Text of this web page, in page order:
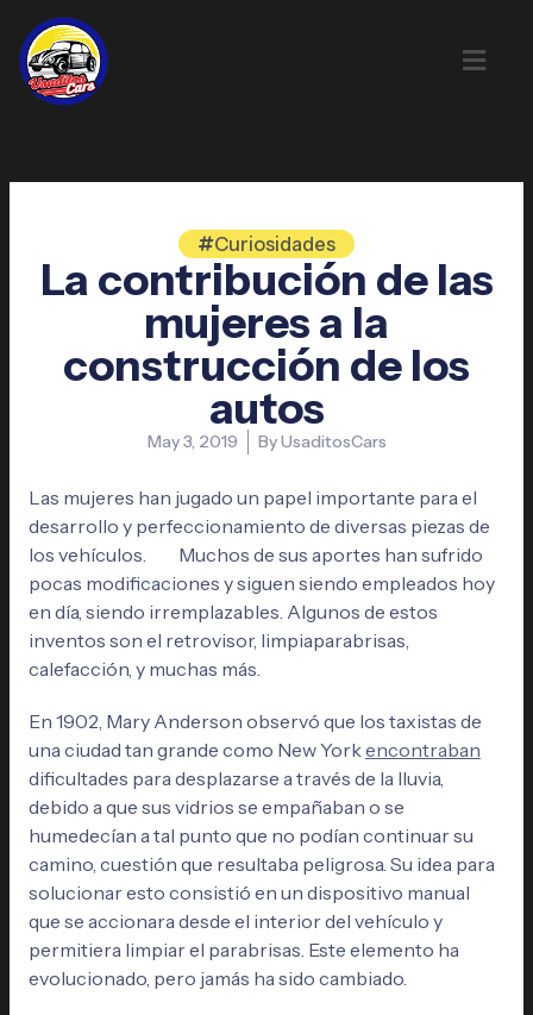
content
Curiosidades
La contribución de las
mujeres a la
construcción de los
autos
May 3, 2019 ByUsaditosCars
Las mujeres han jugado un papel importante para el
desarrollo y perfeccionamiento de diversas piezas de
los vehículos. Muchos de sus aportes han sufrido
pocas modificaciones y siguen siendo empleados hoy
en día, siendo irremplazables. Algunos de estos
inventos son el retrovisor, limpiaparabrisas,
calefacción, y muchas más.
En 1902, Mary Anderson observó que los taxistas de
una ciudad tan grande como New Yorkencontraban
dificultades para desplazarse a través de la lluvia,
debido a que sus vidrios se empañaban o se
humedecían a tal punto que no podían continuar su
camino, cuestión que resultaba peligrosa. Su idea para
solucionar esto consistió en un dispositivo manual
que se accionara desde el interior del vehículo y
permitiera limpiar el parabrisas. Este elemento ha
evolucionado, pero jamás ha sido cambiado.